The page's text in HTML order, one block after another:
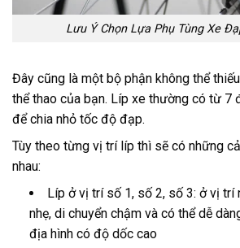
Lưu Ý Chọn Lựa Phụ Tùng Xe
Đây cũng là một bộ phận không thể
thể thao của bạn. Líp xe thường có từ 7
để chia nhỏ tốc độ đạp.
Tùy theo từng vị trí líp thì sẽ có những
nhau:
Líp ở vị trí số 1, số 2, số 3: ở vị trí
nhẹ, di chuyển chậm và có thể dễ
địa hình có độ dốc cao